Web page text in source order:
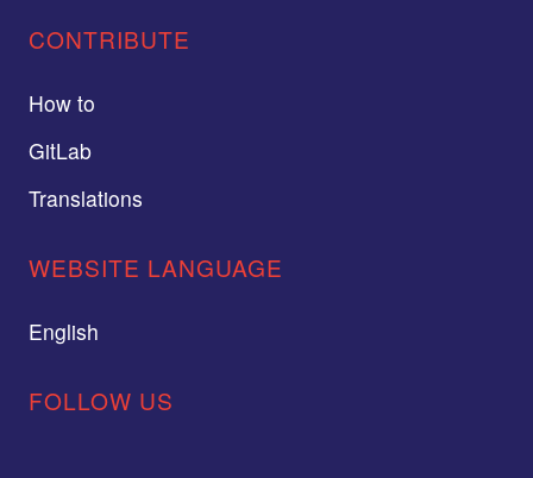
CONTRIBUTE
How to
GitLab
Translations
WEBSITE LANGUAGE
English
FOLLOW US